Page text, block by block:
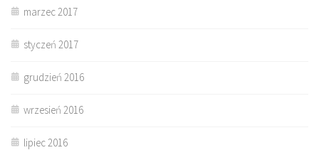
marzec 2017
styczeń 2017
grudzień 2016
wrzesień 2016
lipiec 2016